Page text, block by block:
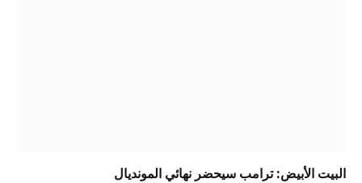
البيت الأبيض: ترامب سيحضر نهائي المونديال